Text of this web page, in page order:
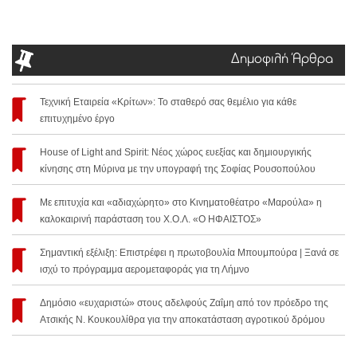
Δημοφιλή Άρθρα
Τεχνική Εταιρεία «Κρίτων»: Το σταθερό σας θεμέλιο για κάθε
επιτυχημένο έργο
House of Light and Spirit: Νέος χώρος ευεξίας και δημιουργικής
κίνησης στη Μύρινα με την υπογραφή της Σοφίας Ρουσοπούλου
Με επιτυχία και «αδιαχώρητο» στο Κινηματοθέατρο «Μαρούλα» η
καλοκαιρινή παράσταση του Χ.Ο.Λ. «Ο ΗΦΑΙΣΤΟΣ»
Σημαντική εξέλιξη: Επιστρέφει η πρωτοβουλία Μπουμπούρα | Ξανά σε
ισχύ το πρόγραμμα αερομεταφοράς για τη Λήμνο
Δημόσιο «ευχαριστώ» στους αδελφούς Ζαΐμη από τον πρόεδρο της
Ατσικής Ν. Κουκουλίθρα για την αποκατάσταση αγροτικού δρόμου